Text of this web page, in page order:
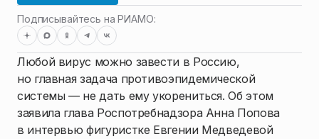
Подписывайтесь на РИАМО:
Любой вирус можно завести в Россию,
но главная задача противоэпидемической
системы — не дать ему укорениться. Об этом
заявила глава Роспотребнадзора Анна Попова
в интервью фигуристке Евгении Медведевой